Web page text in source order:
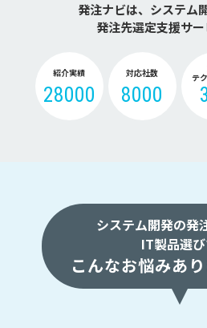
発注ナビは、システム
発注先選定支援サー
紹介実績
28000
対応社数
8000
テ
システム開発の発
IT製品選
こんなお悩みあ